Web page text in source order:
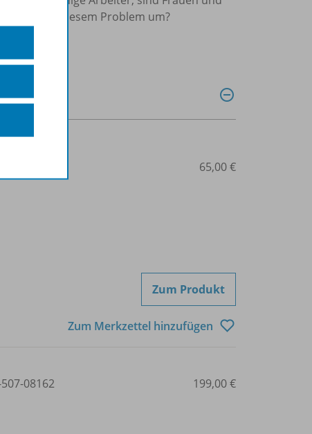
wir mit diesem Problem um?
65,00 €
Zum Produkt
Zum Merkzettel hinzufügen
08162 199,00 €